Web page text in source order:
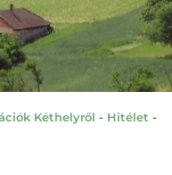
Kéthelyről - Hitélet -